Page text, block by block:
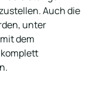
Auch die
unter
dem